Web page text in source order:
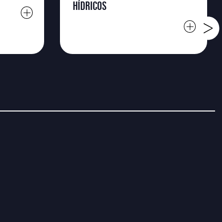
HÍDRICOS